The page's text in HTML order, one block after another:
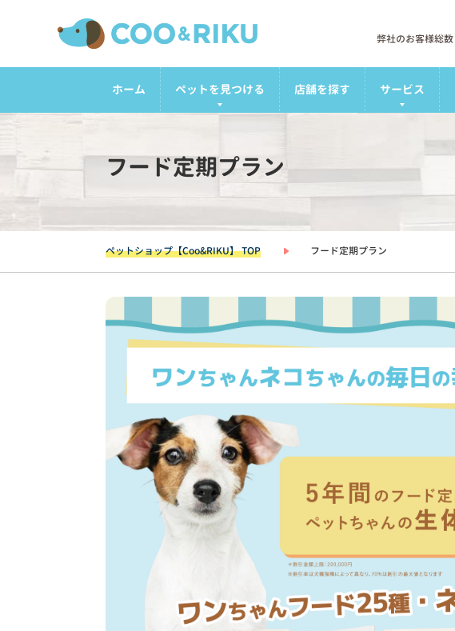
弊社のお客様総数
ホーム ペットを見つける 店舗を探す サービス
フード定期プラン
ペットショップ【Coo&RIKU】 TOP フード定期プラン